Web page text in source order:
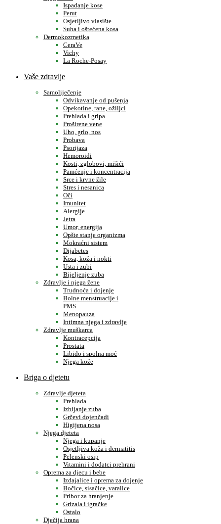
Ispadanje kose
Perut
Osjetljivo vlasište
Suha i oštećena kosa
Dermokozmetika
CeraVe
Vichy
La Roche-Posay
Vaše zdravlje
Samoliječenje
Odvikavanje od pušenja
Opekotine, rane, ožiljci
Prehlada i gripa
Proširene vene
Uho, grlo, nos
Probava
Psorijaza
Hemoroidi
Kosti, zglobovi, mišići
Pamćenje i koncentracija
Srce i krvne žile
Stres i nesanica
Oči
Imunitet
Alergije
Jetra
Umor, energija
Opšte stanje organizma
Mokraćni sistem
Dijabetes
Kosa, koža i nokti
Usta i zubi
Bijeljenje zuba
Zdravlje i njega žene
Trudnoća i dojenje
Bolne menstruacije i
PMS
Menopauza
Intimna njega i zdravlje
Zdravlje muškarca
Kontracepcija
Prostata
Libido i spolna moć
Njega kože
Briga o djetetu
Zdravlje djeteta
Prehlada
Izbijanje zuba
Grčevi dojenčadi
Higijena nosa
Njega djeteta
Njega i kupanje
Osjetljiva koža i dermatitis
Pelenski osip
Vitamini i dodatci prehrani
Oprema za djecu i bebe
Izdajalice i oprema za dojenje
Bočice, sisačice, varalice
Pribor za hranjenje
Grizala i igračke
Ostalo
Dječija hrana